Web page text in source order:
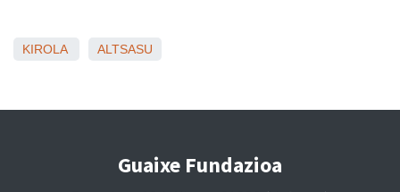
KIROLA ALTSASU
Guaixe Fundazioa